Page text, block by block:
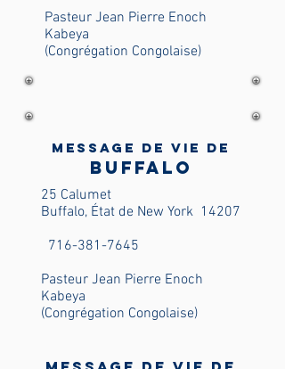
Pasteur Jean Pierre Enoch
Kabeya
(Congrégation Congolaise)
Message de vie de
Buffalo
25 Calumet
Buffalo, État de New York 14207
716-381-7645
Pasteur Jean Pierre Enoch
Kabeya
(Congrégation Congolaise)